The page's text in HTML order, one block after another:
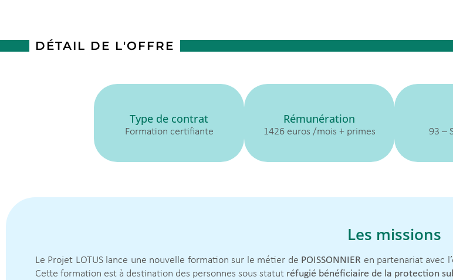
DÉTAIL DE L'OFFRE
Type de contrat
Formation certifiante
Rémunération
1426 euros /mois + primes 93 –
Les missions
Le Projet LOTUS lance une nouvelle formation sur le métier de POISSONNIER en partenariat avec
Cette formation est à destination des personnes sous statut réfugié bénéficiaire de la protection